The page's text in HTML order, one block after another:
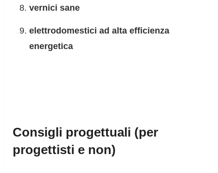
vernici sane
elettrodomestici ad alta efficienza
energetica
Consigli progettuali (per
progettisti e non)